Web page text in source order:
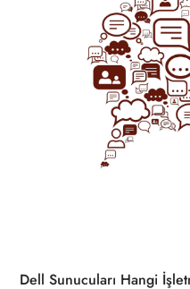
Dell Sunucuları Hangi